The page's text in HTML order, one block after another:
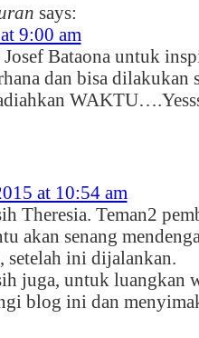
says:
9:00 am
Bataona untuk
dan bisa dilakukan
at 10:54 am
Theresia. Teman2
akan senang
setelah ini dijalankan.
juga, untuk luangkan
blog ini dan